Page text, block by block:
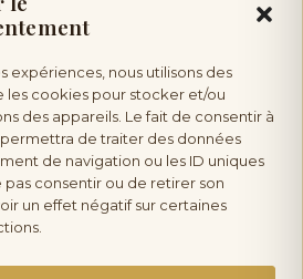
expériences, nous utilisons des
les cookies pour stocker et/ou
des appareils. Le fait de consentir à
de traiter des données
de navigation ou les ID uniques
pas consentir ou de retirer son
un effet négatif sur certaines
l’abus d’alcool est dangereux pour la
Vente interdite aux mineurs.